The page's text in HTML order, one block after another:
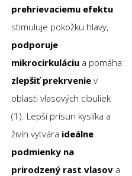
prehrievaciemu efektu
stimuluje pokožku hlavy,
podporuje
mikrocirkuláciu a pomáha
zlepšiť prekrvenie v
oblasti vlasových cibuliek
(1). Lepší prísun kyslíka a
živín vytvára ideálne
podmienky na
prirodzený rast vlasov a